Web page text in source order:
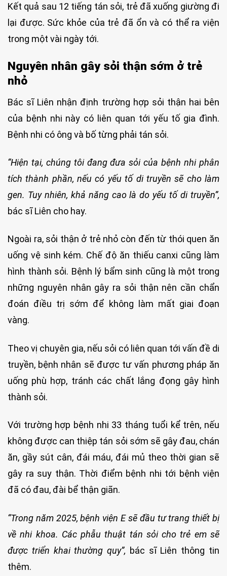
Kết quả sau 12 tiếng tán sỏi, trẻ đã xuống giường đi
lại được. Sức khỏe của trẻ đã ổn và có thể ra viện
trong một vài ngày tới.
Nguyên nhân gây sỏi thận sớm ở trẻ
nhỏ
Bác sĩ Liên nhận định trường hợp sỏi thận hai bên
của bệnh nhi này có liên quan tới yếu tố gia đình.
Bệnh nhi có ông và bố từng phải tán sỏi.
“Hiện tại, chúng tôi đang đưa sỏi của bệnh nhi phân
tích thành phần, nếu có yếu tố di truyền sẽ cho làm
gen. Tuy nhiên, khả năng cao là do yếu tố di truyền”,
bác sĩ Liên cho hay.
Ngoài ra, sỏi thận ở trẻ nhỏ còn đến từ thói quen ăn
uống vệ sinh kém. Chế độ ăn thiếu canxi cũng làm
hình thành sỏi. Bệnh lý bẩm sinh cũng là một trong
những nguyên nhân gây ra sỏi thận nên cần chẩn
đoán điều trị sớm để không làm mất giai đoạn
vàng.
Theo vị chuyên gia, nếu sỏi có liên quan tới vấn đề di
truyền, bệnh nhân sẽ được tư vấn phương pháp ăn
uống phù hợp, tránh các chất lắng đọng gây hình
thành sỏi.
Với trường hợp bệnh nhi 33 tháng tuổi kể trên, nếu
không được can thiệp tán sỏi sớm sẽ gây đau, chán
ăn, gầy sút cân, đái máu, đái mủ theo thời gian sẽ
gây ra suy thận. Thời điểm bệnh nhi tới bệnh viện
đã có đau, đài bể thận giãn.
“Trong năm 2025, bệnh viện E sẽ đầu tư trang thiết bị
về nhi khoa. Các phẫu thuật tán sỏi cho trẻ em sẽ
được triển khai thường quy”, bác sĩ Liên thông tin
thêm.